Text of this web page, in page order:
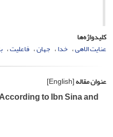
کلیدواژه‌ها
عنایت الاهی خدا جهان فاعلیت
عنوان مقاله[English]
to Ibn Sina and